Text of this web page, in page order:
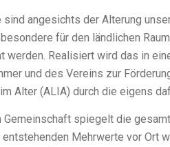
sind angesichts der Alterung
für den ländlichen
werden. Realisiert wird das in
und des Vereins zur
Alter (ALIA) durch die eigens
Gemeinschaft spiegelt die
entstehenden Mehrwerte vor